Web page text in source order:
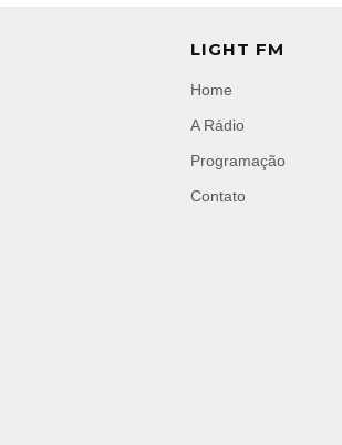
LIGHT FM
Home
A Rádio
Programação
Contato